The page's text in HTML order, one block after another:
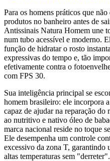
Para os homens práticos que
produtos no banheiro antes de
Antissinais Natura Homem une
num tubo acessível e moderno.
função de hidratar o rosto
expressivas do tempo e, tão
efetivamente contra o
com FPS 30.
Sua inteligência principal se
homem brasileiro: ele incorpora
capaz de ajudar na reparação
ao nutritivo e nativo óleo de
marca nacional reside no toque
Ele desempenha um controle
excessivo da zona T, garantindo
altas temperaturas sem "derreter".